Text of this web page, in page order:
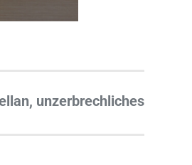
unzerbrechliches